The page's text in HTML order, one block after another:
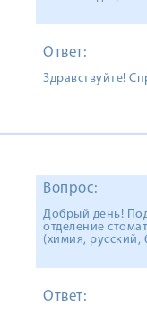
Ответ:
Здравствуйте!
Вопрос:
Добрый день!
отделение
(химия, русский,
Ответ: